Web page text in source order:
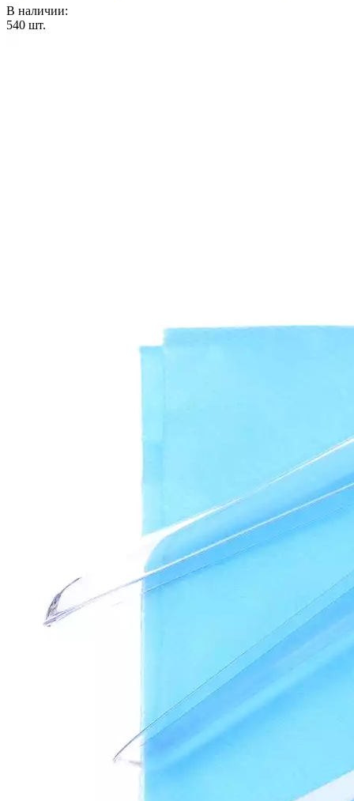
В наличии:
540 шт.